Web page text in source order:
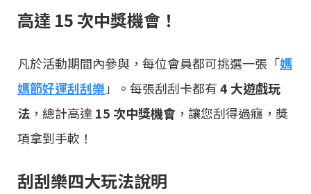
高達 15 次中獎機會！
凡於活動期間內參與，每位會員都可挑選一張「媽
媽節好運刮刮樂」。每張刮刮卡都有4 大遊戲玩
法 ，總計高達 15 次中獎機會 ，讓您刮得過癮，獎
項拿到手軟！
刮刮樂四大玩法說明